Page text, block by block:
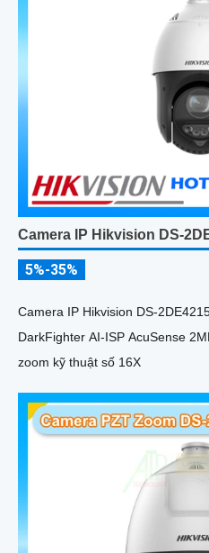
Camera IP Hikvision DS-
5%-35%
Camera IP Hikvision DS-
DarkFighter AI-ISP AcuSense
zoom kỹ thuật số 16X